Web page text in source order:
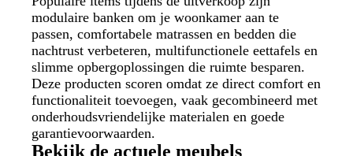
modulaire banken om je woonkamer aan te
passen, comfortabele matrassen en bedden die
nachtrust verbeteren, multifunctionele eettafels en
slimme opbergoplossingen die ruimte besparen.
Deze producten scoren omdat ze direct comfort en
functionaliteit toevoegen, vaak gecombineerd met
onderhoudsvriendelijke materialen en goede
garantievoorwaarden.
Bekijk de actuele meubels